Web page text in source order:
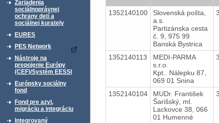
Zariadenia
sociálnoprávnej
ochrany detí a
sociálnej kurately
EURES
PES Network
Nástroje na
prepojenie Európy
(CEF)/Systém EESSI
Európsky sociálny
fond
Fond pre azyl,
migráciu a integráciu
Integrovaný
1352140100
Slovenská pošta,
a.s.
Partizánska cesta
č. 9, 975 99
Banská Bystrica
1352140113
MEDI-PARMA
s.r.o.
Kpt.. Nálepku 87,
069 01 Snina
1352140104
MUDr. František
Šarišský, ml.
Lackovce 38, 066
01 Humenné